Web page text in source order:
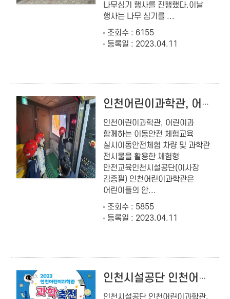
나무심기 행사를 진행했다.이날
행사는 나무 심기를 ...
조회수 : 6155
등록일 : 2023.04.11
인천어린이과학관, 어린이과 함께하는 이동안전 체험교육 실시
인천어린이과학관, 어린이과
함께하는 이동안전 체험교육
실시이동안전체험 차량 및 과학관
전시물을 활용한 체험형
안전교육인천시설공단(이사장
김종필) 인천어린이과학관은
어린이들의 안...
조회수 : 5855
등록일 : 2023.04.11
인천시설공단 인천어린이과학관, 과학 축전 개최
인천시설공단 인천어린이과학관,